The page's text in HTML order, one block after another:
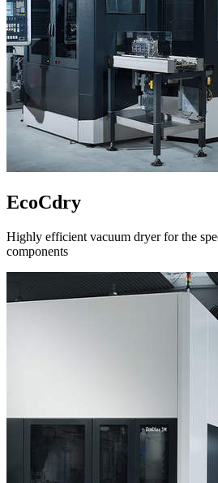
EcoCdry
Highly efficient vacuum dryer for the
components